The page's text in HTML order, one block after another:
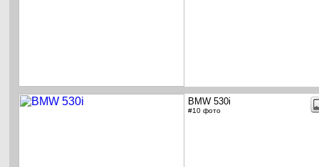
BMW 530i
#10 фото